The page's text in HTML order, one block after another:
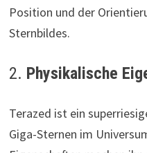
Position und der
Sternbildes.
2. Physikalische
Terazed ist ein
Giga-Sternen im